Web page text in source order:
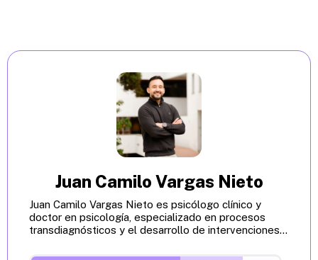
Juan Camilo Vargas Nieto
Juan Camilo Vargas Nieto es psicólogo clínico y
doctor en psicología, especializado en procesos
transdiagnósticos y el desarrollo de intervenciones...